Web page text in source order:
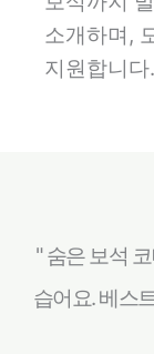
소개하며,
지원합니다.
" 숨은 보석
습어요. 베스